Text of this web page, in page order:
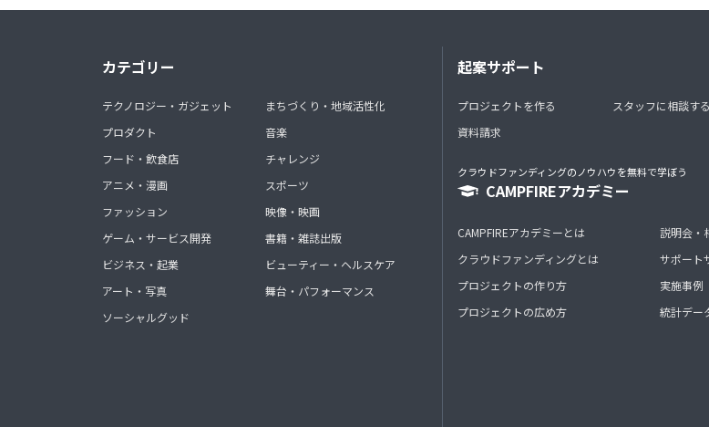
カテゴリー
テクノロジー・ガジェット
プロダクト
フード・飲食店
アニメ・漫画
ファッション
ゲーム・サービス開発
ビジネス・起業
アート・写真
ソーシャルグッド
まちづくり・地域活性化
音楽
チャレンジ
スポーツ
映像・映画
書籍・雑誌出版
ビューティー・ヘルスケア
舞台・パフォーマンス
起案サポート
プロジェクトを作る
資料請求
スタッフに相談する
クラウドファンディングのノウハウを無料で学ぼう
CAMPFIREアカデミー
CAMPFIREアカデミーとは
クラウドファンディングとは
プロジェクトの作り方
プロジェクトの広め方
説明会・
サポート
実施事例
統計デー